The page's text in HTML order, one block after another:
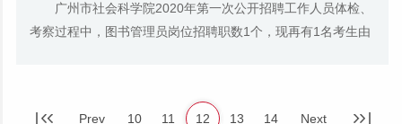
广州市社会科学院2020年第一次公开招聘工作人员体检、
考察过程中，图书管理员岗位招聘职数1个，现再有1名考生由
Prev 10 11 12 13 14 Next